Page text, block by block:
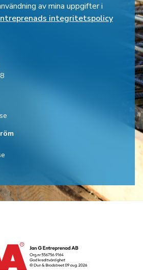
av mina uppgifter i
integritetspolicy